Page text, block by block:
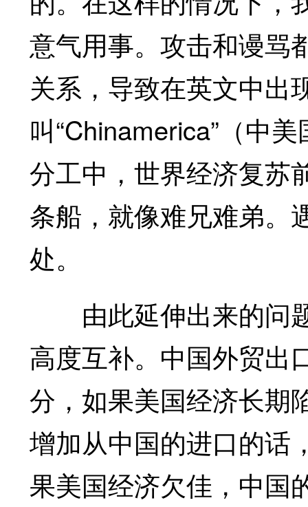
意气用事。攻击和谩骂
关系，导致在英文中出
叫“Chinamerica”（中
分工中，世界经济复苏
条船，就像难兄难弟。
处。
由此延伸出来的问
高度互补。中国外贸出
分，如果美国经济长期
增加从中国的进口的话
果美国经济欠佳，中国